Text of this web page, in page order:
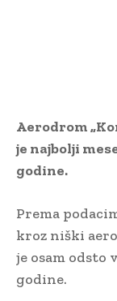
Aerodrom
je najbolji
godine.
Prema
kroz niški
je osam odsto
godine.